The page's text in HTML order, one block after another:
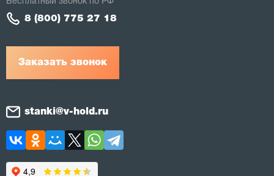
Заказать звонок
8 (800) 775 27 18
stanki@v-hold.ru